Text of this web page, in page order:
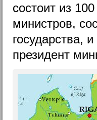
состоит из
министров,
государства,
президент